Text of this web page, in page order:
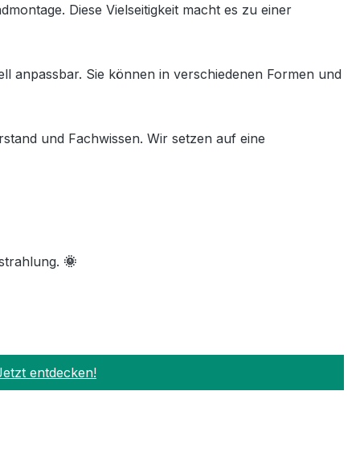
Diese Vielseitigkeit macht es zu einer
anpassbar. Sie können in verschiedenen Formen und
und Fachwissen. Wir setzen auf eine
🌞
entdecken!